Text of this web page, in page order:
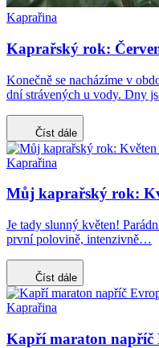
Kaprařina
Kaprařský rok:
Konečně se nacházíme v
dní strávených u vody. Dny
Číst dále
Kaprařina
Můj kaprařský rok:
Je tady slunný květen!
první polovině, intenzivně…
Číst dále
Kaprařina
Kapří maraton napříč